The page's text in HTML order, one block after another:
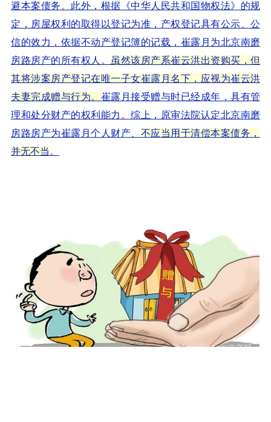
避本案债务。此外，根据《中华人民共和国物权法》的规
定，房屋权利的取得以登记为准，产权登记具有公示、公
信的效力，依据不动产登记簿的记载，崔露月为北京南磨
房路房产的所有权人。
虽然该房产系崔云洪出资购买，但
其将涉案房产登记在唯一子女崔露月名下，应视为崔云洪
夫妻完成赠与行为。 崔露月接受赠与时已经成年，具有管
理和处分财产的权利能力。综上，原审法院认定北京南磨
房路房产为崔露月个人财产、 不应当用于清偿本案债务，
并无不当 。